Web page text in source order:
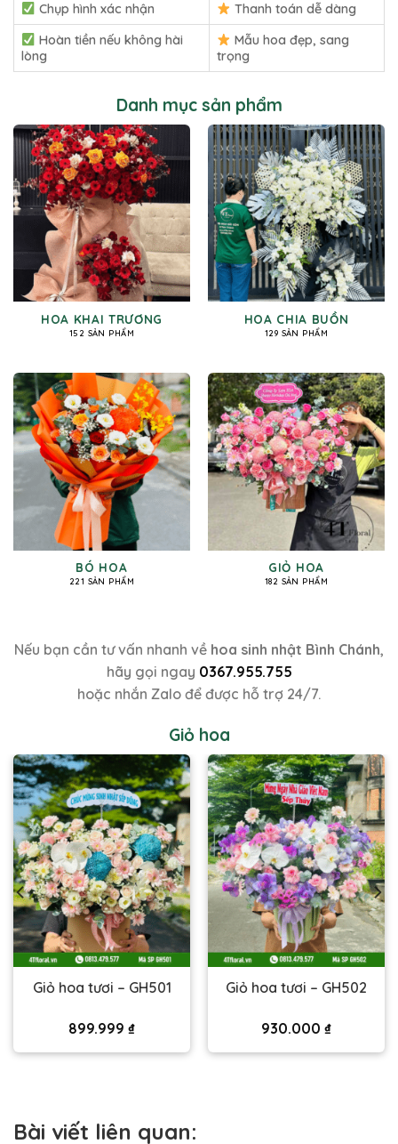
Chụp hình xác nhận
Thanh toán dễ dàng
Hoàn tiền nếu không hài
lòng
Mẫu hoa đẹp, sang
trọng
Danh mục sản phẩm
HOA KHAI TRƯƠNG
152 SẢN PHẨM
HOA CHIA BUỒN
129 SẢN PHẨM
BÓ HOA
221 SẢN PHẨM
GIỎ HOA
182 SẢN PHẨM
Nếu bạn cần tư vấn nhanh về hoa sinh nhật Bình Chánh,
hãy gọi ngay 0367.955.755
hoặc nhắn Zalo để được hỗ trợ 24/7.
Giỏ hoa
Giỏ hoa tươi – GH501
899.999 ₫
Giỏ hoa tươi – GH502
930.000 ₫
Bài viết liên quan: